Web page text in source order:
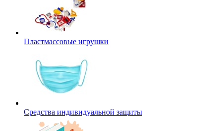
Пластмассовые игрушки
Средства индивидуальной защиты